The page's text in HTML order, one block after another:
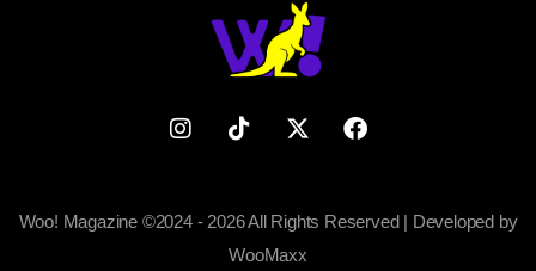
Woo! Magazine ©2024 - 2026 All Rights Reserved | Developed by
WooMaxx